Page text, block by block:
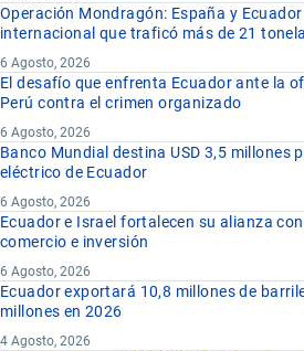
Operación Mondragón: España y
internacional que traficó más de 21
6 Agosto, 2026
El desafío que enfrenta Ecuador ante la
Perú contra el crimen organizado
6 Agosto, 2026
Banco Mundial destina USD 3,5 millones
eléctrico de Ecuador
6 Agosto, 2026
Ecuador e Israel fortalecen su alianza
comercio e inversión
6 Agosto, 2026
Ecuador exportará 10,8 millones de
millones en 2026
4 Agosto, 2026